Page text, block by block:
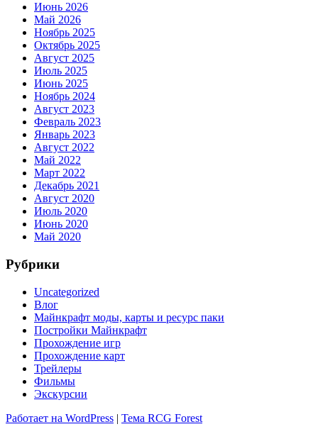
Июнь 2026
Май 2026
Ноябрь 2025
Октябрь 2025
Август 2025
Июль 2025
Июнь 2025
Ноябрь 2024
Август 2023
Февраль 2023
Январь 2023
Август 2022
Май 2022
Март 2022
Декабрь 2021
Август 2020
Июль 2020
Июнь 2020
Май 2020
Рубрики
Uncategorized
Влог
Майнкрафт моды, карты и ресурс паки
Постройки Майнкрафт
Прохождение игр
Прохождение карт
Трейлеры
Фильмы
Экскурсии
Работает на WordPress | Тема RCG Forest